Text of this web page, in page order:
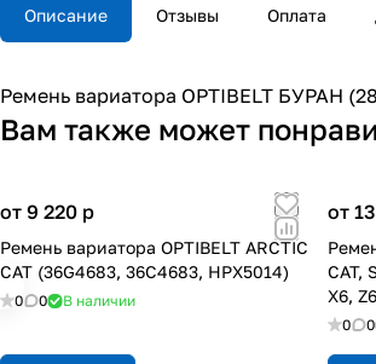
Описание Отзывы Оплата
Ремень вариатора OPTIBELT БУРАН
Вам также может
от 9 220 p
Ремень вариатора OPTIBELT ARCTIC
CAT (36G4683, 36C4683, HPX5014)
0 0 В наличии
от
CAT,
X6, Z6
0 0